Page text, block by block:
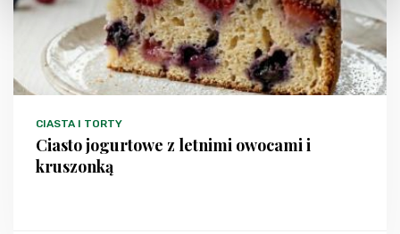
CIASTA I TORTY
Ciasto jogurtowe z letnimi owocami i
kruszonką